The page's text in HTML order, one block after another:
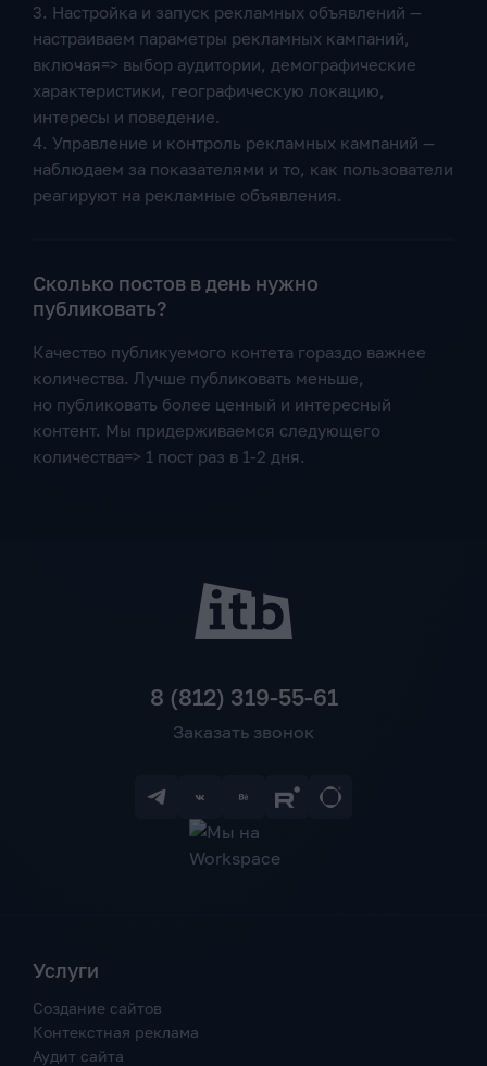
3. Настройка и запуск рекламных объявлений —
настраиваем параметры рекламных кампаний,
включая=> выбор аудитории, демографические
характеристики, географическую локацию,
интересы и поведение.
4. Управление и контроль рекламных кампаний —
наблюдаем за показателями и то, как пользователи
реагируют на рекламные объявления.
Сколько постов в день нужно
публиковать?
Качество публикуемого контета гораздо важнее
количества. Лучше публиковать меньше,
но публиковать более ценный и интересный
контент. Мы придерживаемся следующего
количества=> 1 пост раз в 1-2 дня.
8 (812) 319-55-61
Заказать звонок
Услуги
Создание сайтов
Контекстная реклама
Аудит сайта